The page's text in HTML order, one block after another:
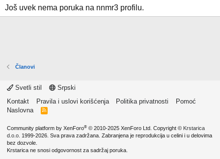
Još uvek nema poruka na nnmr3 profilu.
Članovi
Svetli stil
Srpski
Kontakt
Pravila i uslovi korišćenja Politika privatnosti
Pomoć
Naslovna
R
Community platform by XenForo® © 2010-2025 XenForo Ltd. Copyright © Krstarica
d.o.o. 1999-2026. Sva prava zadržana. Zabranjena je reprodukcija u celini i u delovima
bez dozvole.
Krstarica ne snosi odgovornost za sadržaj poruka.